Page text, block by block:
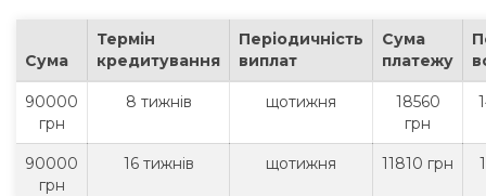
Сума
Термін
кредитування
Періодичність
виплат
Сума
платежу
90000
грн
8 тижнів щотижня
18560
грн
90000
грн
16 тижнів щотижня 11810 грн